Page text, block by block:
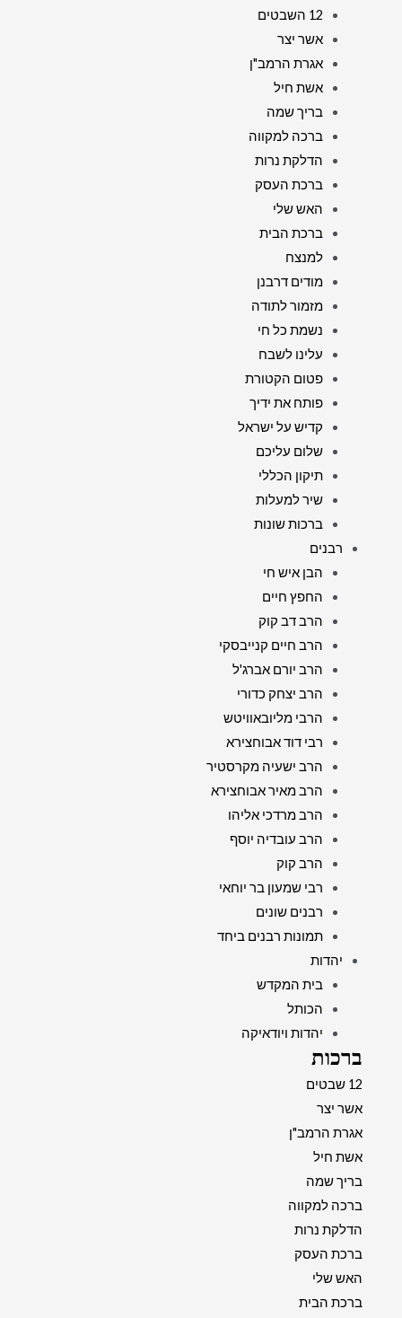
12 השבטים
אשר יצר
אגרת הרמב"ן
אשת חיל
בריך שמה
ברכה למקווה
הדלקת נרות
ברכת העסק
האש שלי
ברכת הבית
למנצח
מודים דרבנן
מזמור לתודה
נשמת כל חי
עלינו לשבח
פטום הקטורת
פותח את ידיך
קדיש על ישראל
שלום עליכם
תיקון הכללי
שיר למעלות
ברכות שונות
רבנים
הבן איש חי
החפץ חיים
הרב דב קוק
הרב חיים קנייבסקי
הרב יורם אברג'ל
הרב יצחק כדורי
הרבי מליובאוויטש
רבי דוד אבוחצירא
הרב ישעיה מקרסטיר
הרב מאיר אבוחצירא
הרב מרדכי אליהו
הרב עובדיה יוסף
הרב קוק
רבי שמעון בר יוחאי
רבנים שונים
תמונות רבנים ביחד
יהדות
בית המקדש
הכותל
יהדות ויודאיקה
ברכות
12 שבטים
אשר יצר
אגרת הרמב"ן
אשת חיל
בריך שמה
ברכה למקווה
הדלקת נרות
ברכת העסק
האש שלי
ברכת הבית